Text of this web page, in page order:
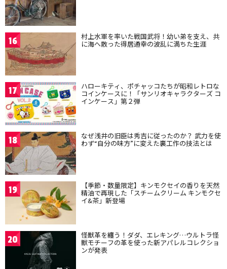
16 村上水軍を率いた戦国武将！幼い弟を支え、共
に海へ散った得居通幸の波乱に満ちた生涯
17 ハローキティ、ポチャッコたちが昭和レトロな
コインケースに！「サンリオキャラクターズ コ
インケース」第２弾
18 なぜ浅井の旧臣は秀吉に従ったのか？ 武力を使
わず“自分の味方”に変えた裏工作の技法とは
19 【季節・数量限定】キンモクセイの香りを天然
精油で再現した「スチームクリーム キンモクセ
イ&茶」新登場
20 怪獣革を纏う！ダダ、エレキング…ウルトラ怪
獣モチーフの革を使った新アパレルコレクショ
ンが発表